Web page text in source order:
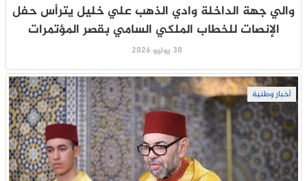
والي جهة الداخلة وادي الذهب علي خليل يترأس حفل
الإنصات للخطاب الملكي السامي بقصر المؤتمرات
30 يوليو 2026
أخبار وطنية